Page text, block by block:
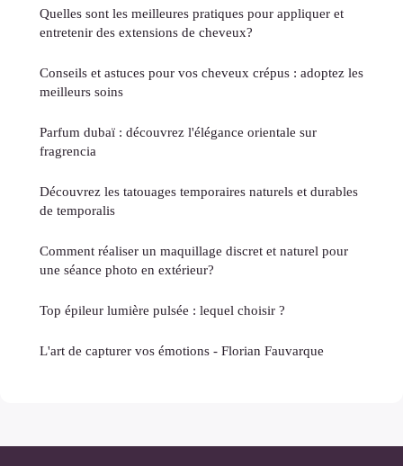
Quelles sont les meilleures pratiques pour appliquer et
entretenir des extensions de cheveux?
Conseils et astuces pour vos cheveux crépus : adoptez les
meilleurs soins
Parfum dubaï : découvrez l'élégance orientale sur
fragrencia
Découvrez les tatouages temporaires naturels et durables
de temporalis
Comment réaliser un maquillage discret et naturel pour
une séance photo en extérieur?
Top épileur lumière pulsée : lequel choisir ?
L'art de capturer vos émotions - Florian Fauvarque